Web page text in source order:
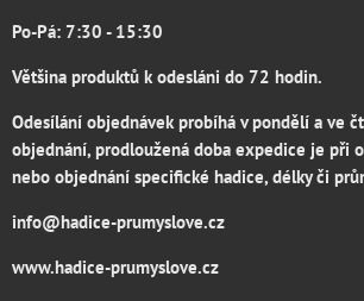
Po-Pá: 7:30 - 15:30
Většina produktů k odesláni do 72 hodin.
Odesílání objednávek probíhá v pondělí a ve
objednání, prodloužená doba expedice je při
nebo objednání specifické hadice, délky či
info@hadice-prumyslove.cz
www.hadice-prumyslove.cz